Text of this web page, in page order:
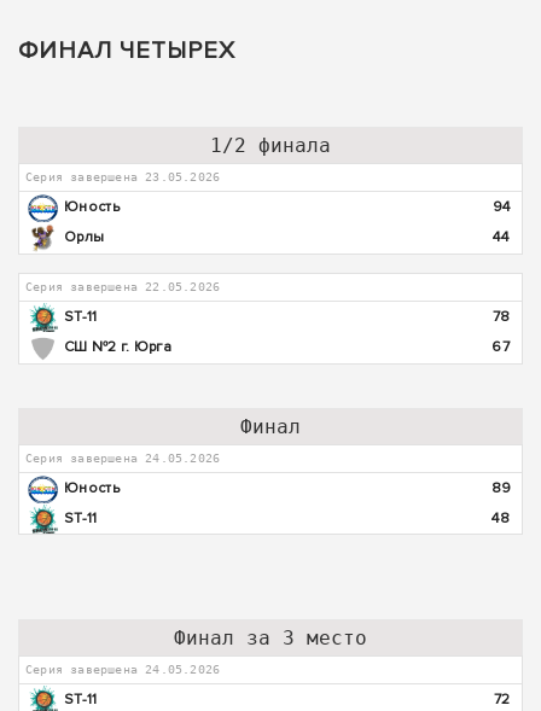
ФИНАЛ ЧЕТЫРЕХ
1/2 финала
Серия завершена 23.05.2026
Юность
94
Орлы
44
Серия завершена 22.05.2026
ST-11
78
СШ №2 г. Юрга
67
Финал
Серия завершена 24.05.2026
Юность
89
ST-11
48
Финал за 3 место
Серия завершена 24.05.2026
ST-11
72